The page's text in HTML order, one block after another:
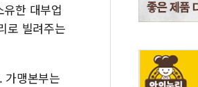
한 대부업
로 빌려주는
가맹본부는